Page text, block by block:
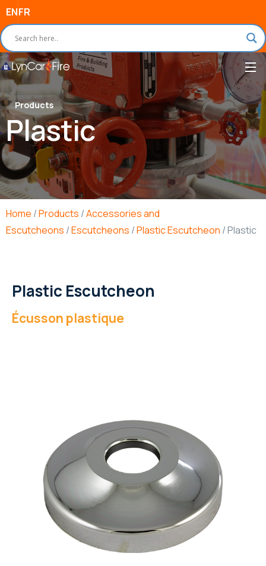
ENFR
Products
Plastic
Home /Products /Accessories and
Escutcheons /Escutcheons /Plastic Escutcheon / Plastic
Plastic Escutcheon
Écusson plastique